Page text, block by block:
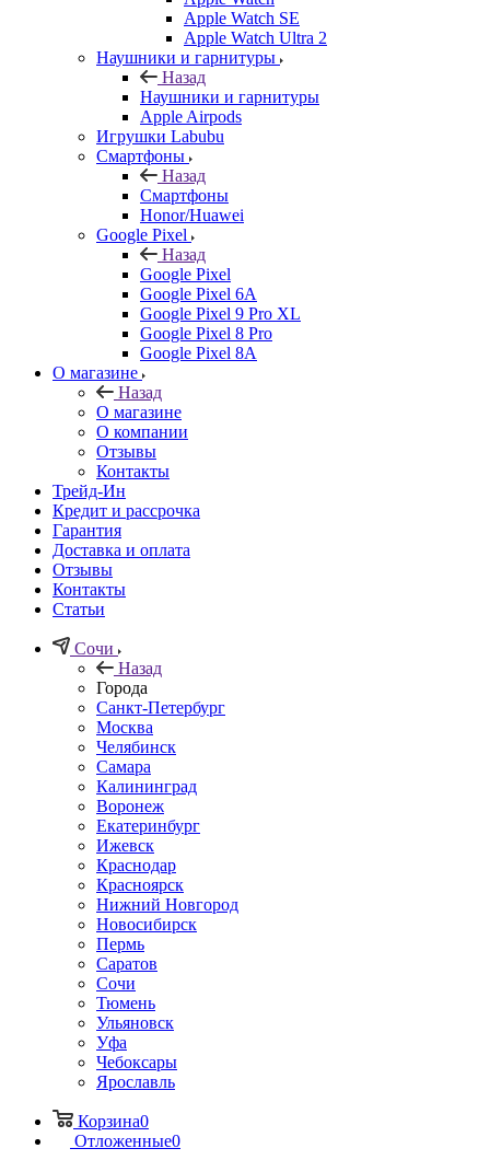
Apple Watch SE
Apple Watch Ultra 2
Наушники и гарнитуры
Назад
Наушники и гарнитуры
Apple Airpods
Игрушки Labubu
Смартфоны
Назад
Смартфоны
Honor/Huawei
Google Pixel
Назад
Google Pixel
Google Pixel 6A
Google Pixel 9 Pro XL
Google Pixel 8 Pro
Google Pixel 8A
О магазине
Назад
О магазине
О компании
Отзывы
Контакты
Трейд-Ин
Кредит и рассрочка
Гарантия
Доставка и оплата
Отзывы
Контакты
Статьи
Сочи
Назад
Города
Санкт-Петербург
Москва
Челябинск
Самара
Калининград
Воронеж
Екатеринбург
Ижевск
Краснодар
Красноярск
Нижний Новгород
Новосибирск
Пермь
Саратов
Сочи
Тюмень
Ульяновск
Уфа
Чебоксары
Ярославль
Корзина0
Отложенные0